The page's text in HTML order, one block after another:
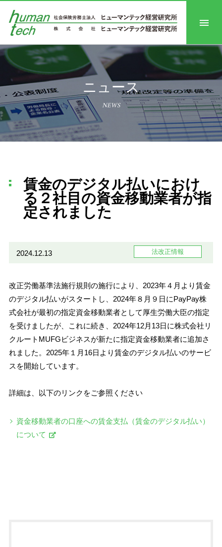
ニュース
NEWS
賃金のデジタル払いにおけ
る２社目の資金移動業者が指
定されました
2024.12.13 法改正情報
改正労働基準法施行規則の施行により、2023年４月より賃金
のデジタル払いがスタートし、2024年８月９日にPayPay株
式会社が最初の指定資金移動業者として厚生労働大臣の指定
を受けましたが、これに続き、2024年12月13日に株式会社リ
クルートMUFGビジネスが新たに指定資金移動業者に追加さ
れました。2025年１月16日より賃金のデジタル払いのサービ
スを開始しています。
詳細は、以下のリンクをご参照ください
資金移動業者の口座への賃金支払（賃金のデジタル払い）
について